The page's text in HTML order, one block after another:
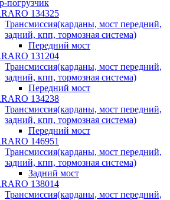
погрузчик
134325
Трансмиссия(карданы, мост передний,
задний, кпп, тормозная система)
Передний мост
131204
Трансмиссия(карданы, мост передний,
задний, кпп, тормозная система)
Передний мост
134238
Трансмиссия(карданы, мост передний,
задний, кпп, тормозная система)
Передний мост
146951
Трансмиссия(карданы, мост передний,
задний, кпп, тормозная система)
Задний мост
138014
Трансмиссия(карданы, мост передний,